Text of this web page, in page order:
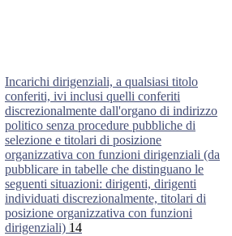
Incarichi dirigenziali, a qualsiasi titolo
conferiti, ivi inclusi quelli conferiti
discrezionalmente dall'organo di indirizzo
politico senza procedure pubbliche di
selezione e titolari di posizione
organizzativa con funzioni dirigenziali (da
pubblicare in tabelle che distinguano le
seguenti situazioni: dirigenti, dirigenti
individuati discrezionalmente, titolari di
posizione organizzativa con funzioni
dirigenziali) 14